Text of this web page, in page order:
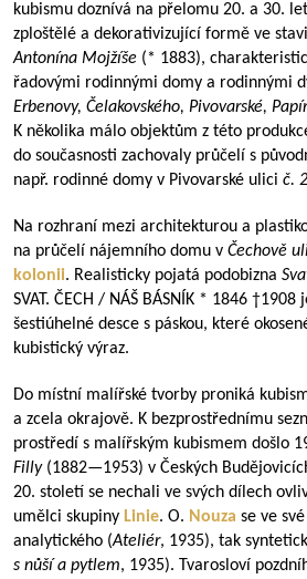
kubismu doznívá na přelomu 20. a 30.
zploštělé a dekorativizující formě ve
Antonína Mojžíše (* 1883),
řadovými rodinnými domy a rodinnými
Erbenovy, Čelakovského, Pivovarské,
K několika málo objektům z této
do současnosti zachovaly průčelí s
např. rodinné domy v Pivovarské ulici č.
Na rozhraní mezi architekturou a
na průčelí nájemního domu v Čechově
kolonii. Realisticky pojatá podobizna
SVAT. ČECH / NÁŠ BÁSNÍK * 1846
šestiúhelné desce s páskou, které
kubistický výraz.
Do místní malířské tvorby proniká
a zcela okrajově. K bezprostřednímu
prostředí s malířským kubismem došlo
Filly(1882—1953) v Českých
20. století se nechali ve svých dílech
umělci skupiny Linie. O. Nouza se ve
analytického (Ateliér, 1935), tak
s nůší a pytlem, 1935). Tvarosloví